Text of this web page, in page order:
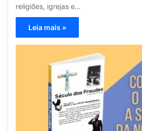
religiões, igrejas e…
Leia mais »